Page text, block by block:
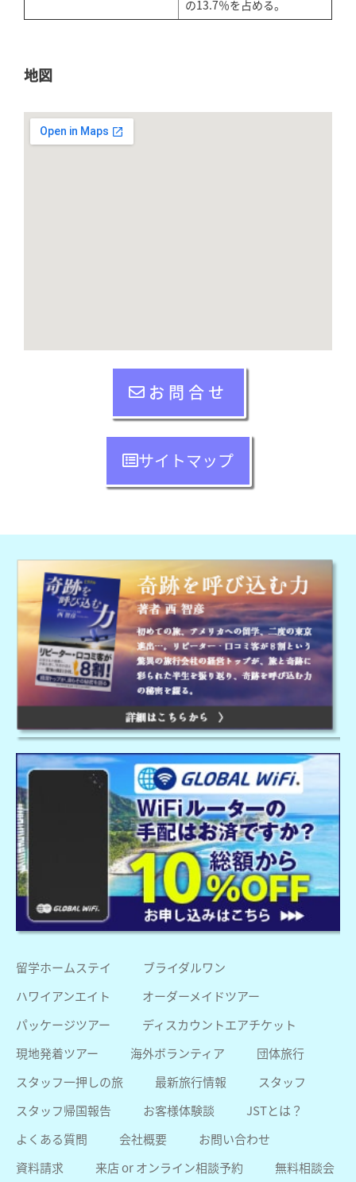
の13.7％を占める。
地図
お問合せ
サイトマップ
留学ホームステイ
ブライダルワン
ハワイアンエイト
オーダーメイドツアー
パッケージツアー
ディスカウントエアチケット
現地発着ツアー
海外ボランティア
団体旅行
スタッフ一押しの旅
最新旅行情報
スタッフ
スタッフ帰国報告
お客様体験談
JSTとは？
よくある質問
会社概要
お問い合わせ
資料請求
来店 or オンライン相談予約
無料相談会